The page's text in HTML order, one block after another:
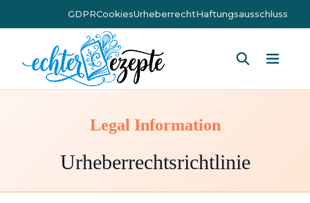
GDPRCookiesUrheberrechtHaftungsausschluss
Legal Information
Urheberrechtsrichtlinie